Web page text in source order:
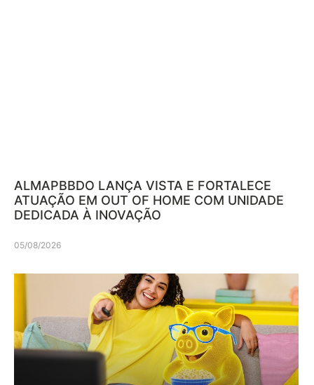
ALMAPBBDO LANÇA VISTA E FORTALECE
ATUAÇÃO EM OUT OF HOME COM UNIDADE
DEDICADA À INOVAÇÃO
05/08/2026